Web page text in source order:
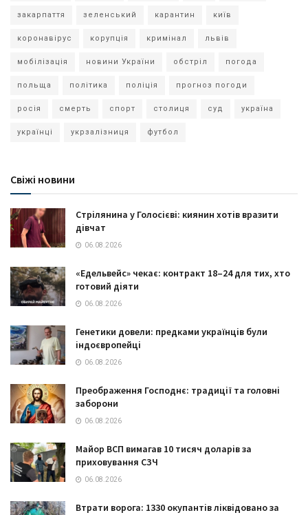
закарпаття зеленський карантин київ
коронавірус корупція кримінал львів
мобілізація новини України обстріл погода
польща політика поліція прогноз погоди
росія смерть спорт столиця суд україна
українці укрзалізниця футбол
Свіжі новини
Стрілянина у Голосієві: киянин хотів вразити
дівчат
06.08.2026
«Едельвейс» чекає: контракт 18–24 для тих, хто
готовий діяти
06.08.2026
Генетики довели: предками українців були
індоєвропейці
06.08.2026
Преображення Господнє: традиції та головні
заборони
06.08.2026
Майор ВСП вимагав 10 тисяч доларів за
приховування СЗЧ
06.08.2026
Втрати ворога: 1330 окупантів ліквідовано за